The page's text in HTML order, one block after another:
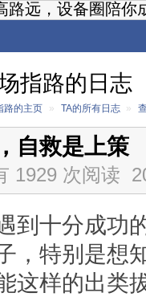
路远，设备圈陪你
指路的日志
路的主页 » TA的所有日志 »
自救是上策
1929 次阅读
到十分成功
，特别是想
这样的出类